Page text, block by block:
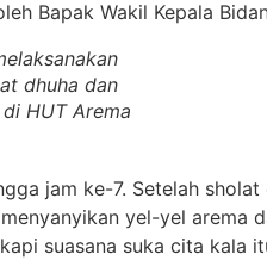
Bapak Wakil Kepala
dhuha dan
HUT Arema
jam ke-7. Setelah
yel-yel arema
suasana suka cita kala